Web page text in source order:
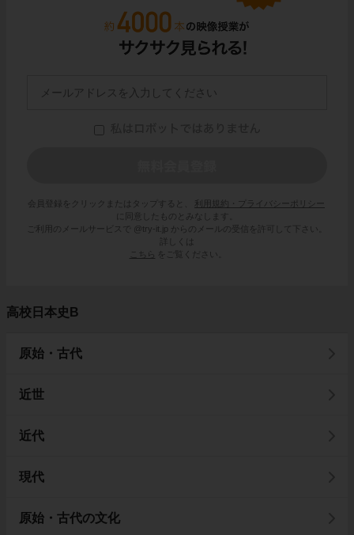
会員登録をクリックまたはタップすると、
利用規約・プライバシーポリシー
に同意したものとみなします。
ご利用のメールサービスで @try-it.jp からのメールの受信を許可して下さい。
詳しくは
こちら
をご覧ください。
高校日本史B
原始・古代
近世
近代
現代
原始・古代の文化